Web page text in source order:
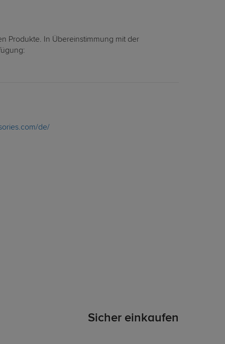
Produkte. In Übereinstimmung mit der
de/
Sicher einkaufen